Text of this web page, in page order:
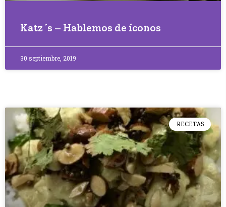
Katz´s – Hablemos de íconos
30 septiembre, 2019
RECETAS